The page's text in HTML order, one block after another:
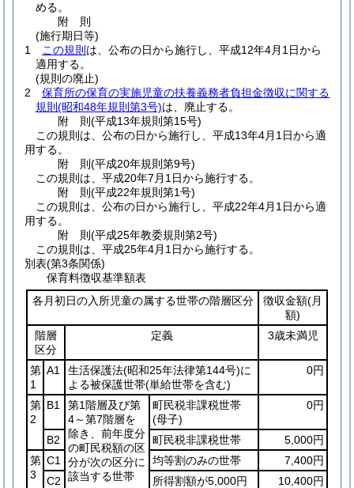
める。
附 則
(施行期日等)
1
この規則 は、公布の日から施行し、平成12年4月1日から
適用する。
(規則の廃止)
2
保育所の保育の実施児童の扶養義務者負担金徴収に関する
規則 (昭和48年規則第3号)は、廃止する。
附 則(平成13年規則第15号)
この規則は、公布の日から施行し、平成13年4月1日から適
用する。
附 則(平成20年規則第9号)
この規則は、平成20年7月1日から施行する。
附 則(平成22年規則第1号)
この規則は、公布の日から施行し、平成22年4月1日から適
用する。
附 則(平成25年教委規則第2号)
この規則は、平成25年4月1日から施行する。
別表(第3条関係)
保育料徴収基準額表
各月初日の入所児童の属する世帯の階層区分
徴収金額(月
額)
階層
区分
定義 3歳未満児
第
1
A1 生活保護法(昭和25年法律第144号)に
よる被保護世帯(単給世帯を含む)
0円
第
2
B1
第1階層及び第
4～第7階層を
除き、前年度分
の町民税額の区
分が次の区分に
該当する世帯
町民税非課税世帯
(母子)
0円
B2 町民税非課税世帯
5,000円
第
3
C1 均等割のみの世帯
7,400円
C2
所得割額が5,000円
10,400円